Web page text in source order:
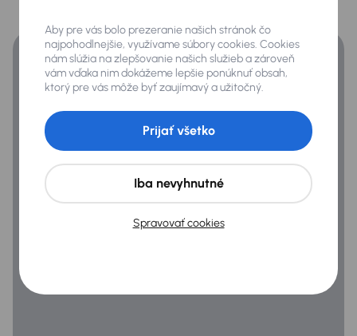
Xenonové svetlomety
Zadné svetlá s LED
Extra
Parkovacia kamera
Navigačný systém
Získajte lepšie podmienky financovania ako banka.
Aby pre vás bolo prezeranie našich stránok čo
najpohodlnejšie, využívame súbory cookies. Cookies
nám slúžia na zlepšovanie našich služieb a zároveň
vám vďaka nim dokážeme lepšie ponúknuť obsah,
ktorý pre vás môže byť zaujímavý a užitočný.
Spravovať cookies
Iba nevyhnutné
Prijať všetko